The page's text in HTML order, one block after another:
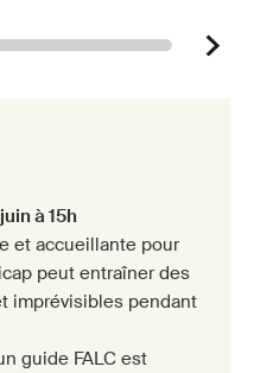
à 15h
et accueillante pour
peut entraîner des
imprévisibles pendant
guide FALC est